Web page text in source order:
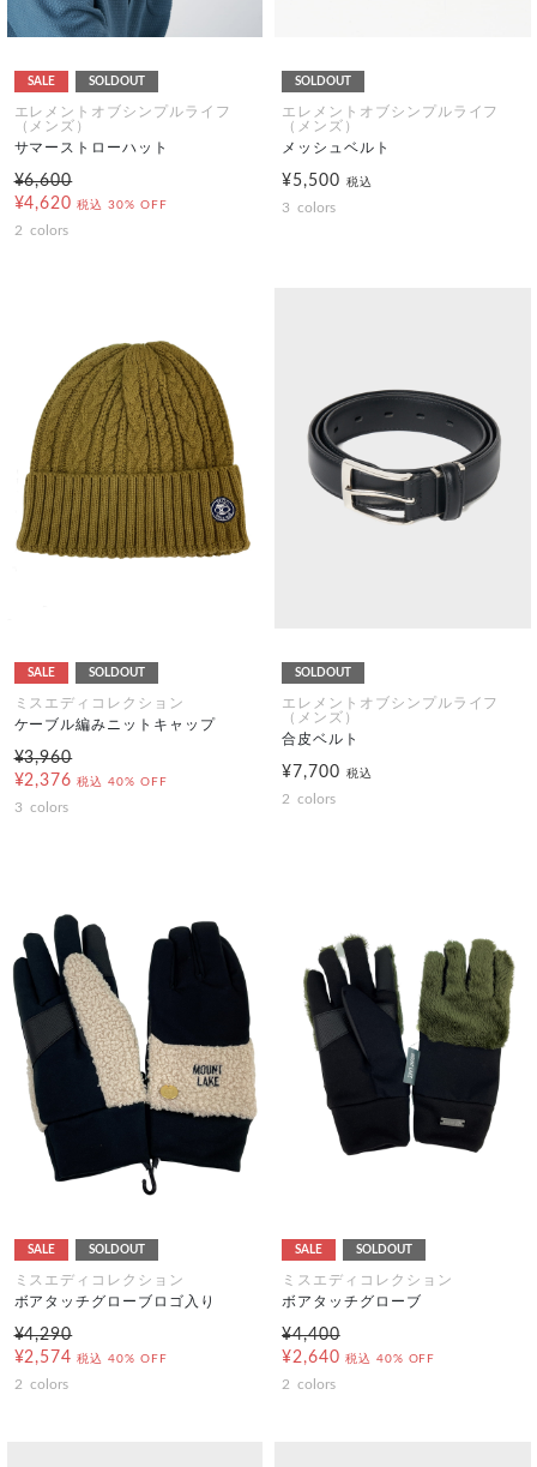
SALE SOLDOUT
エレメントオブシンプルライフ
（メンズ）
サマーストローハット
¥6,600
¥4,620 税込 30% OFF
2 colors
SOLDOUT
エレメントオブシンプルライフ
（メンズ）
メッシュベルト
¥5,500 税込
3 colors
SALE SOLDOUT
ミスエディコレクション
ケーブル編みニットキャップ
¥3,960
¥2,376 税込 40% OFF
3 colors
SOLDOUT
エレメントオブシンプルライフ
（メンズ）
合皮ベルト
¥7,700 税込
2 colors
SALE SOLDOUT
ミスエディコレクション
ボアタッチグローブロゴ入り
¥4,290
¥2,574 税込 40% OFF
2 colors
SALE SOLDOUT
ミスエディコレクション
ボアタッチグローブ
¥4,400
¥2,640 税込 40% OFF
2 colors